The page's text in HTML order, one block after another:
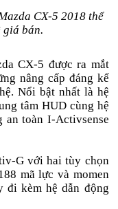
CX-5 2018 thể
giá bán.
CX-5 được ra mắt
nâng cấp đáng kể
Nổi bật nhất là hệ
tâm HUD cùng hệ
an toàn I-Activsense
G với hai tùy chọn
mã lực và momen
đi kèm hệ dẫn động